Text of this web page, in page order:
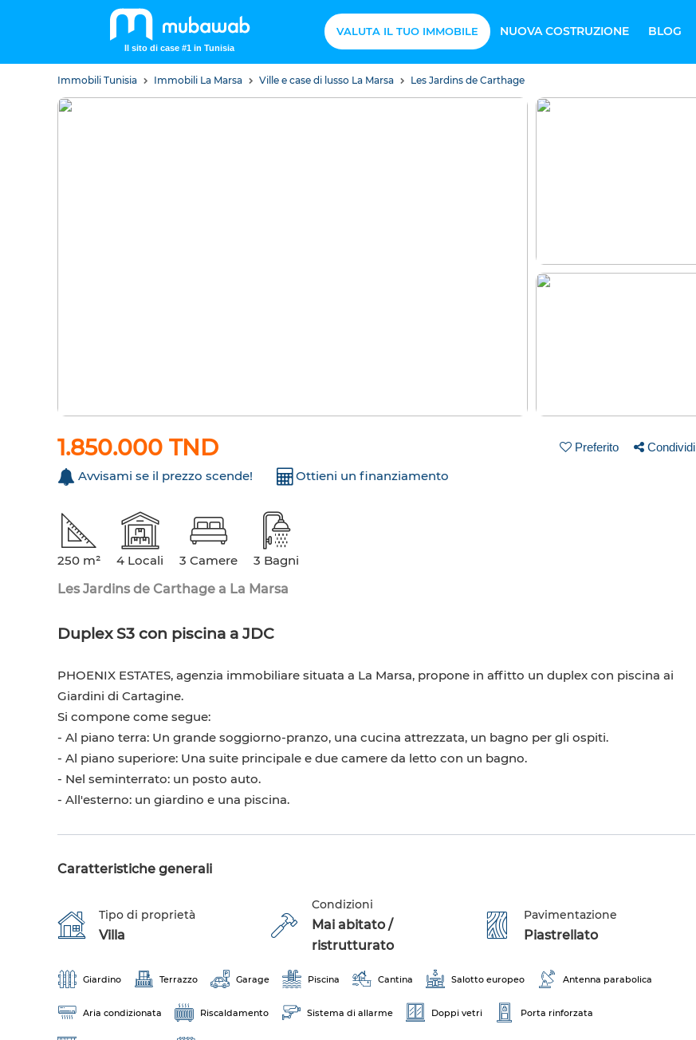
Il sito di case #1 in Tunisia
VALUTA IL TUO IMMOBILE NUOVA COSTRUZIONE BLOG
Immobili Tunisia Immobili La Marsa Ville e case di lusso La Marsa Les Jardins de Carthage
1.850.000 TND Preferito Condividi
Avvisami se il prezzo scende! Ottieni un finanziamento
250 m² 4 Locali 3 Camere
3 Bagni
Les Jardins de Carthage a La Marsa
Duplex S3 con piscina a JDC
PHOENIX ESTATES, agenzia immobiliare situata a La Marsa, propone in affitto un duplex con piscina ai
Giardini di Cartagine.
Si compone come segue:
- Al piano terra: Un grande soggiorno-pranzo, una cucina attrezzata, un bagno per gli ospiti.
- Al piano superiore: Una suite principale e due camere da letto con un bagno.
- Nel seminterrato: un posto auto.
- All'esterno: un giardino e una piscina.
Caratteristiche generali
Tipo di proprietà
Villa
Condizioni
Mai abitato /
ristrutturato
Pavimentazione
Piastrellato
Giardino Terrazzo Garage Piscina Cantina Salotto europeo Antenna parabolica
Aria condizionata Riscaldamento Sistema di allarme Doppi vetri Porta rinforzata